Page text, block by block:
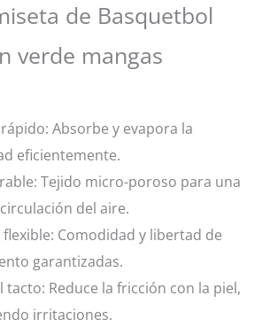
de Basquetbol
verde mangas
Absorbe y evapora la
eficientemente.
Tejido micro-poroso para una
del aire.
flexible: Comodidad y libertad de
garantizadas.
tacto: Reduce la fricción con la piel,
irritaciones.